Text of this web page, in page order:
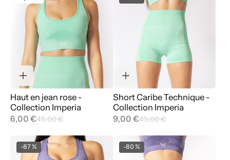
Haut en jean rose -
Collection Imperia
6,00 €45,00 €
Short Caribe Technique -
Collection Imperia
9,00 €45,00 €
-87 % -80 %